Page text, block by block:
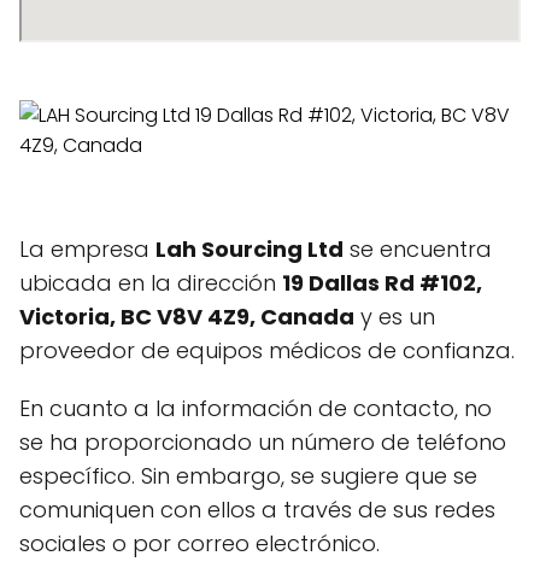
La empresa Lah Sourcing Ltd se encuentra
ubicada en la dirección 19 Dallas Rd #102,
Victoria, BC V8V 4Z9, Canada y es un
proveedor de equipos médicos de confianza.
En cuanto a la información de contacto, no
se ha proporcionado un número de teléfono
específico. Sin embargo, se sugiere que se
comuniquen con ellos a través de sus redes
sociales o por correo electrónico.